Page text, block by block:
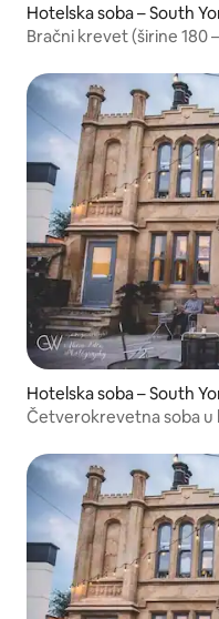
Hotelska soba – South
Bračni krevet (širine 180
Hotelska soba – South
Četverokrevetna soba